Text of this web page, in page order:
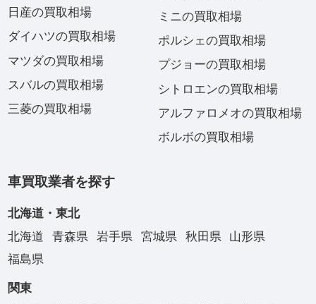
日産の買取相場
ダイハツの買取相場
マツダの買取相場
スバルの買取相場
三菱の買取相場
ミニの買取相場
ポルシェの買取相場
プジョーの買取相場
シトロエンの買取相場
アルファロメオの買取相場
ボルボの買取相場
車買取業者を探す
北海道・東北
北海道
青森県 岩手県 宮城県 秋田県
山形県
福島県
関東